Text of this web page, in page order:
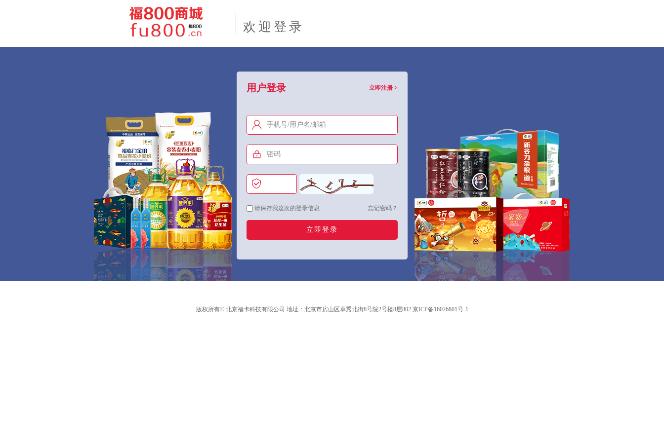
欢迎登录
用户登录 立即注册 >
请保存我这次的登录信息 忘记密码？
版权所有© 北京福卡科技有限公司 地址：北京市房山区卓秀北街8号院2号楼8层802 京ICP备16026801号-1